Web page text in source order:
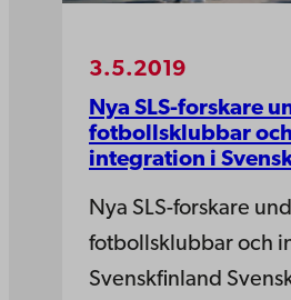
3.5.2019
Nya SLS-forskare
fotbollsklubbar och
integration i
Nya SLS-forskare
fotbollsklubbar och
Svenskfinland